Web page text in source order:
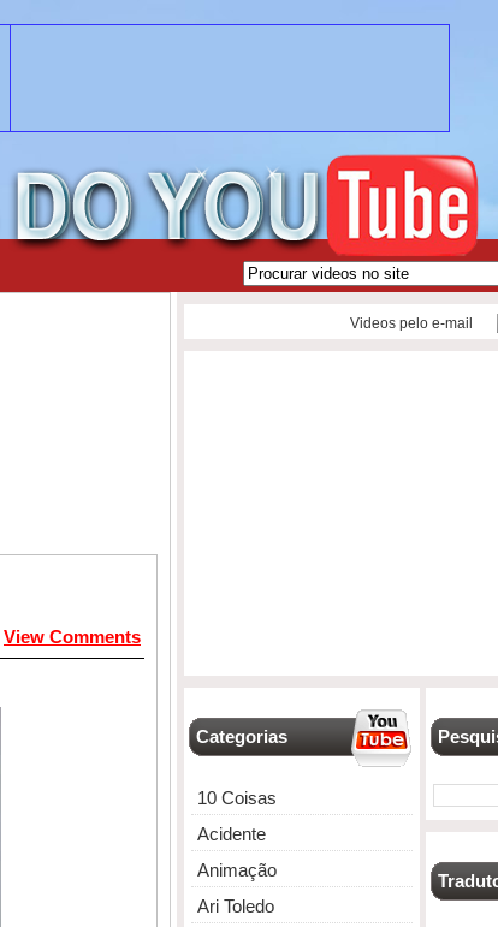
View Comments
Videos pelo e-mail
Categorias
10 Coisas
Acidente
Animação
Ari Toledo